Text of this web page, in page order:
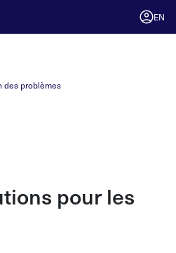
EN
des problèmes
pour les